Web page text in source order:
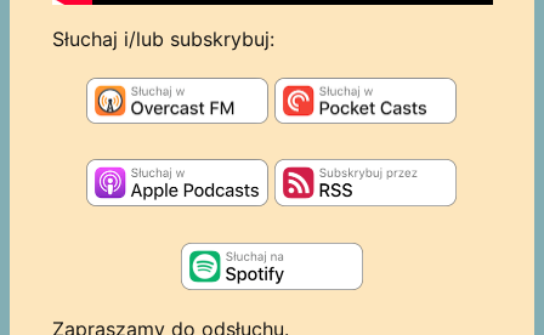
Słuchaj i/lub subskrybuj:
Zapraszamy do odsłuchu.